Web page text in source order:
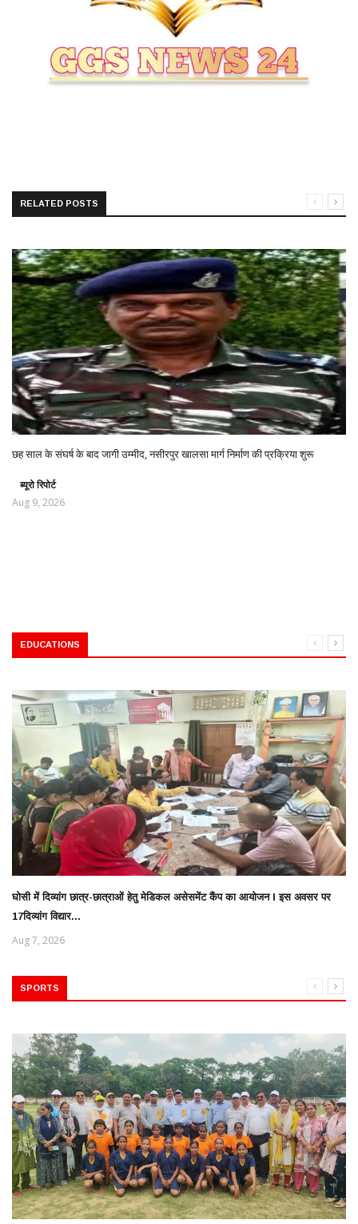
RELATED POSTS
छह साल के संघर्ष के बाद जागी उम्मीद, नसीरपुर खालसा मार्ग निर्माण की प्रक्रिया शुरू
ब्यूरो रिपोर्ट
Aug 9, 2026
EDUCATIONS
घोसी में दिव्यांग छात्र-छात्राओं हेतु मेडिकल असेसमेंट कैंप का आयोजन l इस अवसर पर
17दिव्यांग विद्यार...
Aug 7, 2026
SPORTS